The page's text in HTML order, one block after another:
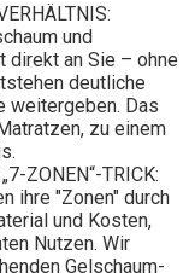
und
direkt an Sie – ohne
deutliche
weitergeben. Das
zu einem
ZONEN“-TRICK:
ihre "Zonen" durch
und Kosten,
Nutzen. Wir
Gelschaum-